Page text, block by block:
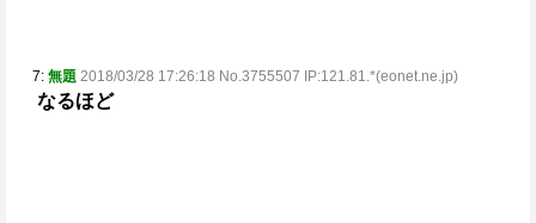
7: 無題 2018/03/28 17:26:18 No.3755507 IP:121.81.*(eonet.ne.jp)
なるほど